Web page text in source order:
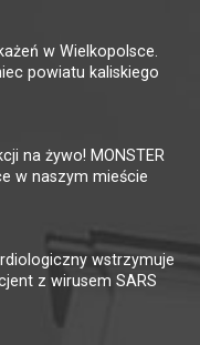
w Wielkopolsce.
powiatu kaliskiego
na żywo! MONSTER
w naszym mieście
wstrzymuje
z wirusem SARS